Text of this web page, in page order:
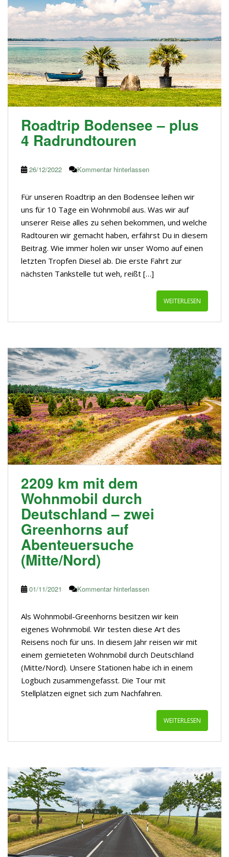
Roadtrip Bodensee – plus
4 Radrundtouren
26/12/2022 Kommentar hinterlassen
Für unseren Roadtrip an den Bodensee leihen wir
uns für 10 Tage ein Wohnmobil aus. Was wir auf
unserer Reise alles zu sehen bekommen, und welche
Radtouren wir gemacht haben, erfährst Du in diesem
Beitrag. Wie immer holen wir unser Womo auf einen
letzten Tropfen Diesel ab. Die erste Fahrt zur
nächsten Tankstelle tut weh, reißt […]
WEITERLESEN
2209 km mit dem
Wohnmobil durch
Deutschland – zwei
Greenhorns auf
Abenteuersuche
(Mitte/Nord)
01/11/2021 Kommentar hinterlassen
Als Wohnmobil-Greenhorns besitzen wir kein
eigenes Wohnmobil. Wir testen diese Art des
Reisens noch für uns. In diesem Jahr reisen wir mit
einem gemieteten Wohnmobil durch Deutschland
(Mitte/Nord). Unsere Stationen habe ich in einem
Logbuch zusammengefasst. Die Tour mit
Stellplätzen eignet sich zum Nachfahren.
WEITERLESEN